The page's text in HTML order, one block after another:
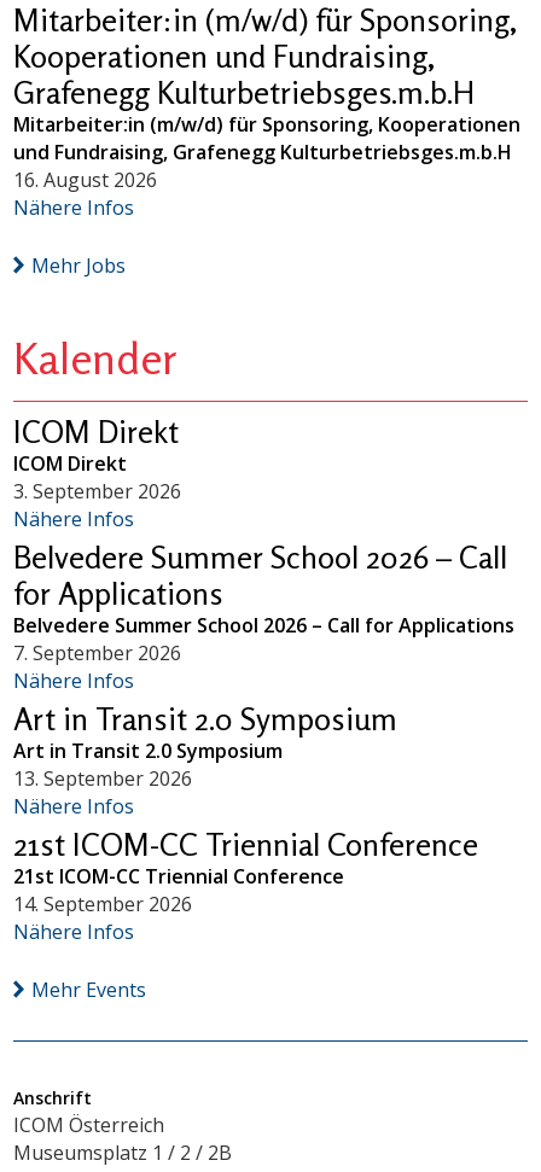
Mitarbeiter:in (m/w/d) für Sponsoring,
Kooperationen und Fundraising,
Grafenegg Kulturbetriebsges.m.b.H
Mitarbeiter:in (m/w/d) für Sponsoring, Kooperationen
und Fundraising, Grafenegg Kulturbetriebsges.m.b.H
16. August 2026
Nähere Infos
Mehr Jobs
Kalender
ICOM Direkt
ICOM Direkt
3. September 2026
Nähere Infos
Belvedere Summer School 2026 – Call
for Applications
Belvedere Summer School 2026 – Call for Applications
7. September 2026
Nähere Infos
Art in Transit 2.0 Symposium
Art in Transit 2.0 Symposium
13. September 2026
Nähere Infos
21st ICOM-CC Triennial Conference
21st ICOM-CC Triennial Conference
14. September 2026
Nähere Infos
Mehr Events
Anschrift
ICOM Österreich
Museumsplatz 1 / 2 / 2B